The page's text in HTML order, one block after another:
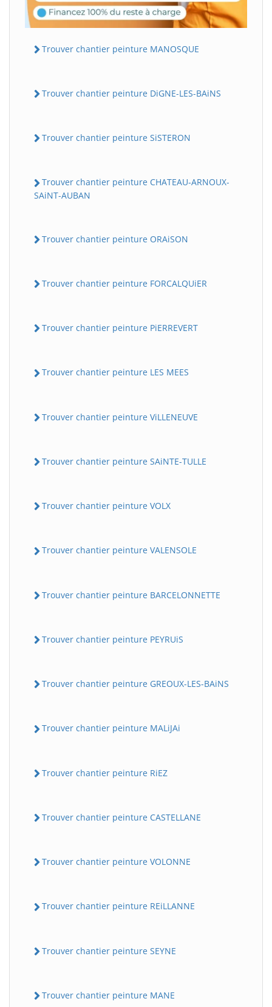
Trouver chantier peinture MANOSQUE
Trouver chantier peinture DiGNE-LES-BAiNS
Trouver chantier peinture SiSTERON
Trouver chantier peinture CHATEAU-ARNOUX-
SAiNT-AUBAN
Trouver chantier peinture ORAiSON
Trouver chantier peinture FORCALQUiER
Trouver chantier peinture PiERREVERT
Trouver chantier peinture LES MEES
Trouver chantier peinture ViLLENEUVE
Trouver chantier peinture SAiNTE-TULLE
Trouver chantier peinture VOLX
Trouver chantier peinture VALENSOLE
Trouver chantier peinture BARCELONNETTE
Trouver chantier peinture PEYRUiS
Trouver chantier peinture GREOUX-LES-BAiNS
Trouver chantier peinture MALiJAi
Trouver chantier peinture RiEZ
Trouver chantier peinture CASTELLANE
Trouver chantier peinture VOLONNE
Trouver chantier peinture REiLLANNE
Trouver chantier peinture SEYNE
Trouver chantier peinture MANE